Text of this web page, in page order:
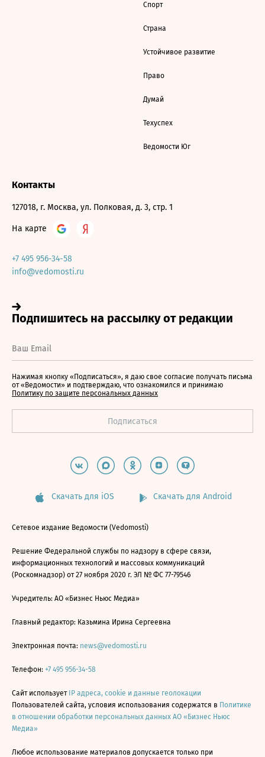
Спорт
Страна
Устойчивое развитие
Право
Думай
Техуспех
Ведомости Юг
Контакты
127018, г. Москва, ул. Полковая, д. 3, стр. 1
На карте
+7 495 956-34-58
info@vedomosti.ru
Нажимая кнопку «Подписаться», я даю свое согласие получать письма
от «Ведомости» и подтверждаю, что ознакомился и принимаю
Политику по защите персональных данных
Скачать для iOS Скачать для Android
Сетевое издание Ведомости (Vedomosti)
Решение Федеральной службы по надзору в сфере связи,
информационных технологий и массовых коммуникаций
(Роскомнадзор) от 27 ноября 2020 г. ЭЛ № ФС 77-79546
Учредитель: АО «Бизнес Ньюс Медиа»
Главный редактор: Казьмина Ирина Сергеевна
Электронная почта: news@vedomosti.ru
Телефон: +7 495 956-34-58
Сайт использует IP адреса, cookie и данные геолокации
Пользователей сайта, условия использования содержатся в Политике
в отношении обработки персональных данных АО «Бизнес Ньюс
Медиа»
Любое использование материалов допускается только при